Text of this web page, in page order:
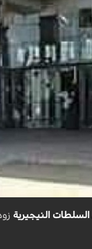
السلطات النيجيرية